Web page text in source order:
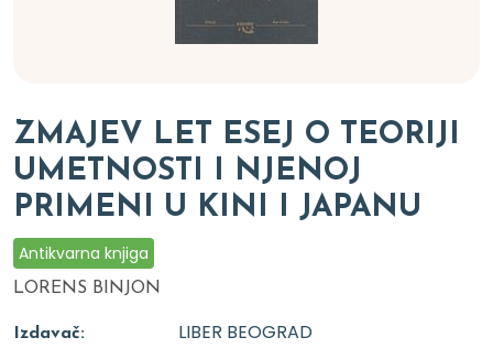
ZMAJEV LET ESEJ O TEORIJI
UMETNOSTI I NJENOJ
PRIMENI U KINI I JAPANU
Antikvarna knjiga
LORENS BINJON
Izdavač: LIBER BEOGRAD